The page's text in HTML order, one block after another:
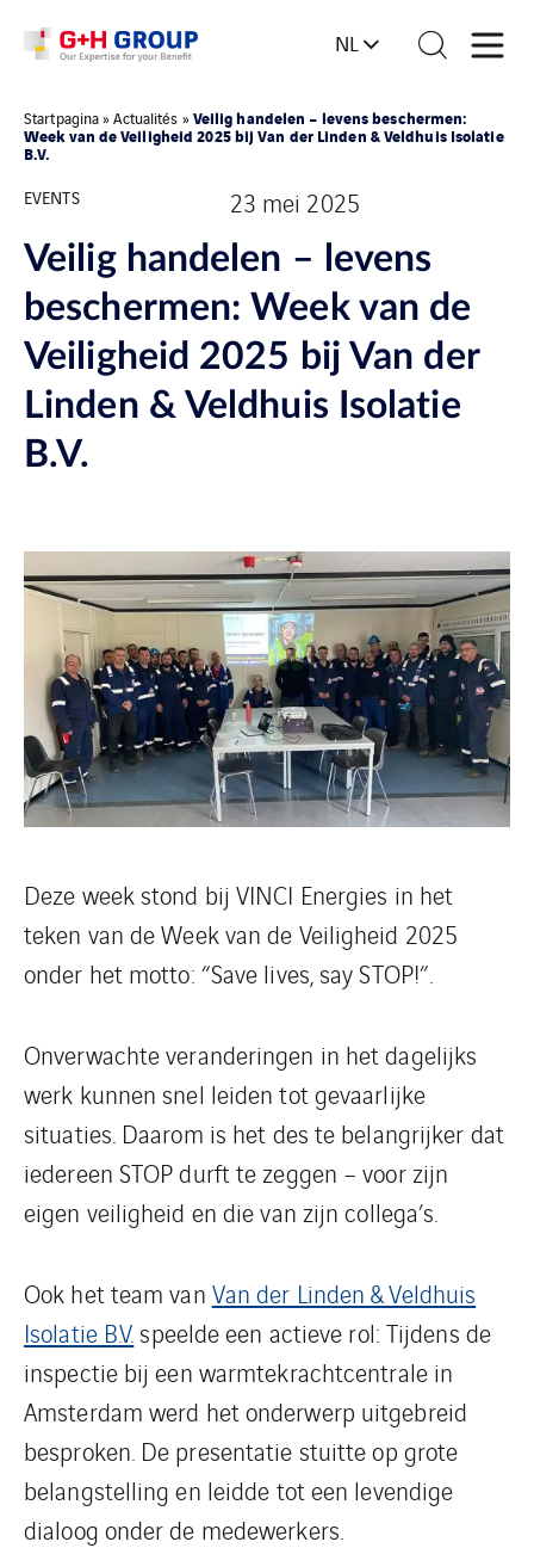
NL
Startpagina»Actualités »Veilig handelen – levens beschermen:
Week van de Veiligheid 2025 bij Van der Linden & Veldhuis Isolatie
B.V.
EVENTS
23 mei 2025
Veilig handelen – levens
beschermen: Week van de
Veiligheid 2025 bij Van der
Linden & Veldhuis Isolatie
B.V.
Deze week stond bij VINCI Energies in het
teken van de Week van de Veiligheid 2025
onder het motto: “Save lives, say STOP!”.
Onverwachte veranderingen in het dagelijks
werk kunnen snel leiden tot gevaarlijke
situaties. Daarom is het des te belangrijker dat
iedereen STOP durft te zeggen – voor zijn
eigen veiligheid en die van zijn collega’s.
Ook het team van Van der Linden & Veldhuis
Isolatie B.V. speelde een actieve rol: Tijdens de
inspectie bij een warmtekrachtcentrale in
Amsterdam werd het onderwerp uitgebreid
besproken. De presentatie stuitte op grote
belangstelling en leidde tot een levendige
dialoog onder de medewerkers.